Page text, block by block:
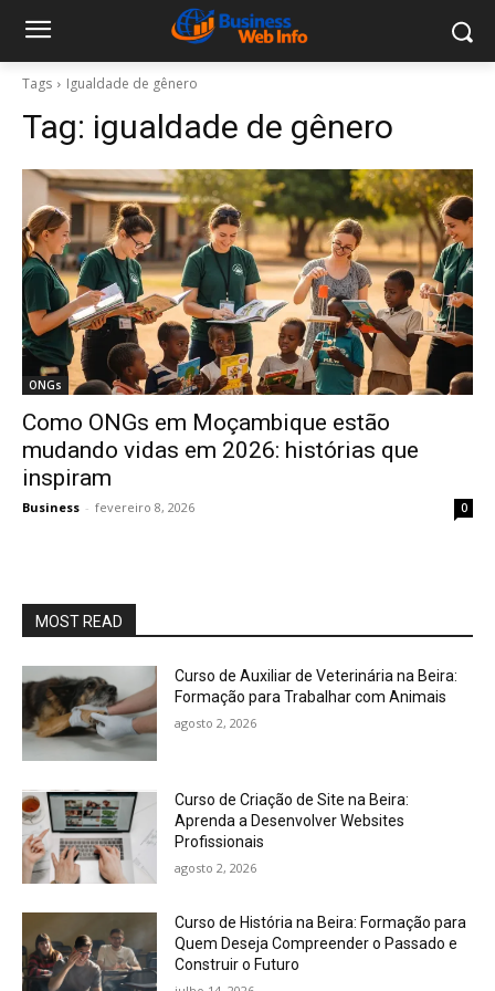
Tags Igualdade de gênero
Tag: igualdade de gênero
ONGs
Como ONGs em Moçambique estão
mudando vidas em 2026: histórias que
inspiram
Business - fevereiro 8, 2026 0
MOST READ
Curso de Auxiliar de Veterinária na Beira:
Formação para Trabalhar com Animais
agosto 2, 2026
Curso de Criação de Site na Beira:
Aprenda a Desenvolver Websites
Profissionais
agosto 2, 2026
Curso de História na Beira: Formação para
Quem Deseja Compreender o Passado e
Construir o Futuro